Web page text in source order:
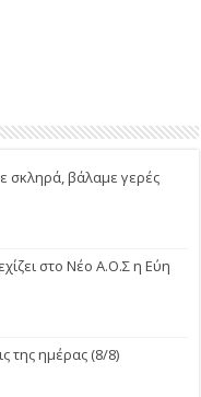
σκληρά, βάλαμε γερές
στο Νέο Α.Ο.Σ η Εύη
της ημέρας (8/8)